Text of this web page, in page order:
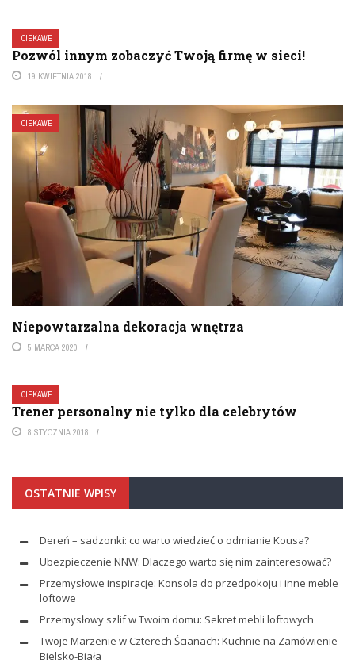
CIEKAWE
Pozwól innym zobaczyć Twoją firmę w sieci!
19 KWIETNIA 2018
CIEKAWE
Niepowtarzalna dekoracja wnętrza
5 MARCA 2020
CIEKAWE
Trener personalny nie tylko dla celebrytów
8 STYCZNIA 2018
OSTATNIE WPISY
Dereń – sadzonki: co warto wiedzieć o odmianie Kousa?
Ubezpieczenie NNW: Dlaczego warto się nim zainteresować?
Przemysłowe inspiracje: Konsola do przedpokoju i inne meble
loftowe
Przemysłowy szlif w Twoim domu: Sekret mebli loftowych
Twoje Marzenie w Czterech Ścianach: Kuchnie na Zamówienie
Bielsko-Biała